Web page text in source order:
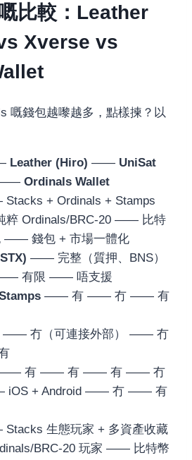
比較：Leather
Xverse vs
嘅錢包越嚟越多，點樣揀？以
Leather (Hiro) —— UniSat
Ordinals Wallet
+ Ordinals + Stamps
Ordinals/BRC-20 —— 比特
—— 錢包 + 市場一體化
—— 完整（質押、BNS）
有限 —— 唔支援
—— 有 —— 冇 —— 有
—— 冇（可連接外部） —— 冇
有 —— 有 —— 有 —— 冇
+ Android —— 冇 —— 有
生態玩家 + 多資產收藏
BRC-20 玩家 —— 比特幣